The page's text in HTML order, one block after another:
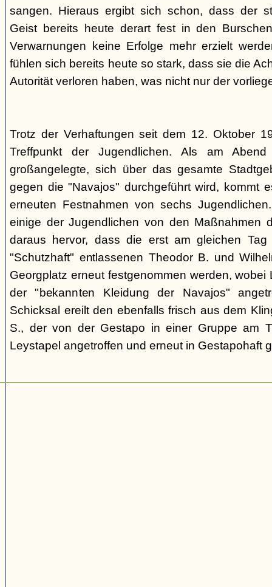
sangen. Hieraus ergibt sich schon, dass der
Geist bereits heute derart fest in den
Verwarnungen keine Erfolge mehr erzielt
fühlen sich bereits heute so stark, dass sie die
Autorität verloren haben, was nicht nur der
Trotz der Verhaftungen seit dem 12. Oktober
Treffpunkt der Jugendlichen. Als am
großangelegte, sich über das gesamte
gegen die "Navajos" durchgeführt wird, kommt
erneuten Festnahmen von sechs
einige der Jugendlichen von den Maßnahmen
daraus hervor, dass die erst am gleichen Tag
"Schutzhaft" entlassenen Theodor B. und
Georgplatz erneut festgenommen werden, wobei
der "bekannten Kleidung der Navajos"
Schicksal ereilt den ebenfalls frisch aus dem
S., der von der Gestapo in einer Gruppe am
Leystapel angetroffen und erneut in Gestapohaft